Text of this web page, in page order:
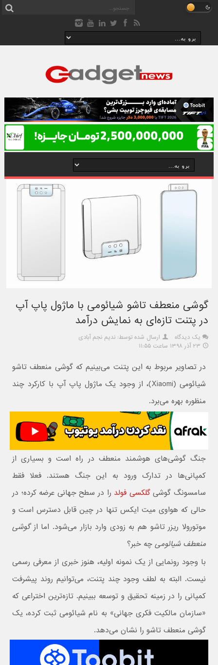
گوشی منعطف تاشو شیائومی با ماژول پاپ آپ
در پتنت تازه‌ای به نمایش درآمد
یک دیدگاه
ارسال شده توسط: ندیم نجم آبادی
۲۳ آذر ۱۳۹۸ ساعت ۱۱:۵۵
در تصاویر مربوط به این پتنت می‌بینیم که گوشی منعطف تاشو
شیائومی (Xiaomi)، از وجود یک ماژول پاپ آپ با کارکرد چند
منظوره بهره می‌برد.
جنگ گوشی‌های هوشمند منعطف در راه است و بسیاری از
کمپانی‌ها در تدارک ورود به این جنگ هستند. فعلا فقط
سامسونگ گوشیگلکسی فولد را در سطح جهانی عرضه کرده؛ در
حالی که هواوی میت ایکس تنها در چین قابل دسترس است و
موتورولا ریزر تاشو هم به زودی وارد بازار می‌شود. اما ازگوشی
منعطف شیائومی چه خبر؟
با وجود رونمایی از یک نمونه اولیه، هنوز خبری از معرفی رسمی
نیست. البته به لطف وجود چند پتنت، می‌توانیم روند پیشرفت
کمپانی را در زمینه تحقیق و توسعه ببینیم. تازه‌ترین اختراعی که
«سازمان مالکیت فکری جهانی» به نام شیائومی ثبت کرده، یک
گوشی منعطف تاشو را نشان می‌دهد.